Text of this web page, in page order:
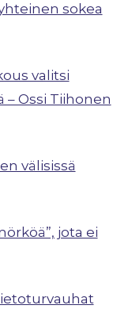
sokea
valitsi
– Ossi Tiihonen
välisissä
jota ei